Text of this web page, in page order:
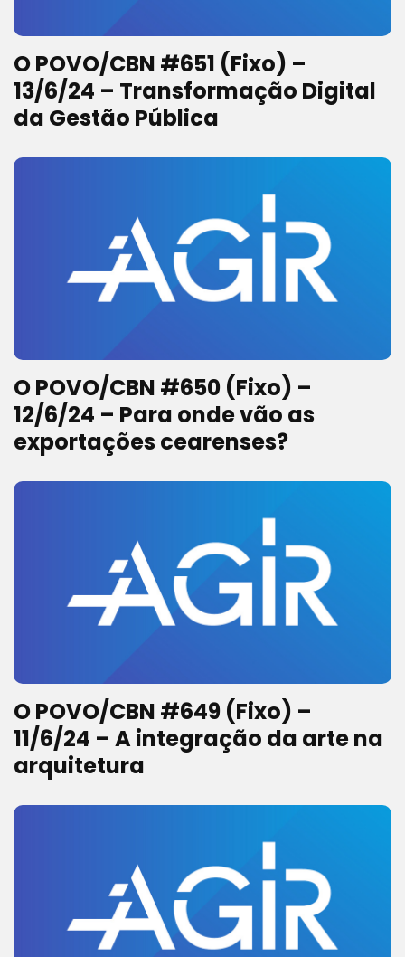
O POVO/CBN #651 (Fixo) –
13/6/24 – Transformação Digital
da Gestão Pública
O POVO/CBN #650 (Fixo) –
12/6/24 – Para onde vão as
exportações cearenses?
O POVO/CBN #649 (Fixo) –
11/6/24 – A integração da arte na
arquitetura